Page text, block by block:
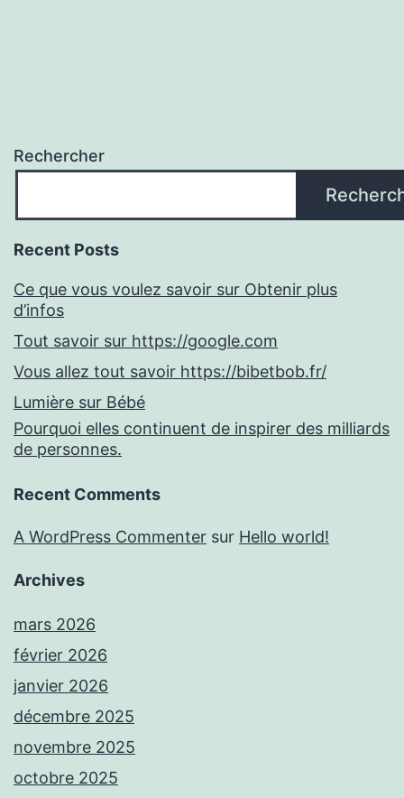
Rechercher
Recent Posts
Ce que vous voulez savoir sur Obtenir plus
d’infos
Tout savoir sur https://google.com
Vous allez tout savoir https://bibetbob.fr/
Lumière sur Bébé
Pourquoi elles continuent de inspirer des milliards
de personnes.
Recent Comments
A WordPress Commenter sur Hello world!
Archives
mars 2026
février 2026
janvier 2026
décembre 2025
novembre 2025
octobre 2025